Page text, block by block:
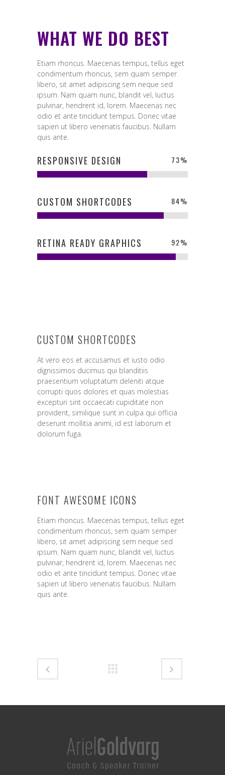
WHAT WE DO BEST
Etiam rhoncus. Maecenas tempus, tellus eget
condimentum rhoncus, sem quam semper
libero, sit amet adipiscing sem neque sed
ipsum. Nam quam nunc, blandit vel, luctus
pulvinar, hendrerit id, lorem. Maecenas nec
odio et ante tincidunt tempus. Donec vitae
sapien ut libero venenatis faucibus. Nullam
quis ante.
RESPONSIVE DESIGN 73%
CUSTOM SHORTCODES 84%
RETINA READY GRAPHICS 92%
CUSTOM SHORTCODES
At vero eos et accusamus et iusto odio
dignissimos ducimus qui blanditiis
praesentium voluptatum deleniti atque
corrupti quos dolores et quas molestias
excepturi sint occaecati cupiditate non
provident, similique sunt in culpa qui officia
deserunt mollitia animi, id est laborum et
dolorum fuga.
FONT AWESOME ICONS
Etiam rhoncus. Maecenas tempus, tellus eget
condimentum rhoncus, sem quam semper
libero, sit amet adipiscing sem neque sed
ipsum. Nam quam nunc, blandit vel, luctus
pulvinar, hendrerit id, lorem. Maecenas nec
odio et ante tincidunt tempus. Donec vitae
sapien ut libero venenatis faucibus. Nullam
quis ante.